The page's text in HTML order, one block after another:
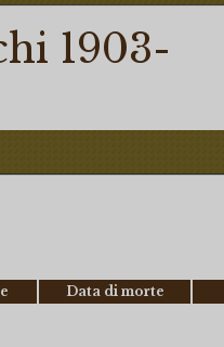
1903-
Data di morte